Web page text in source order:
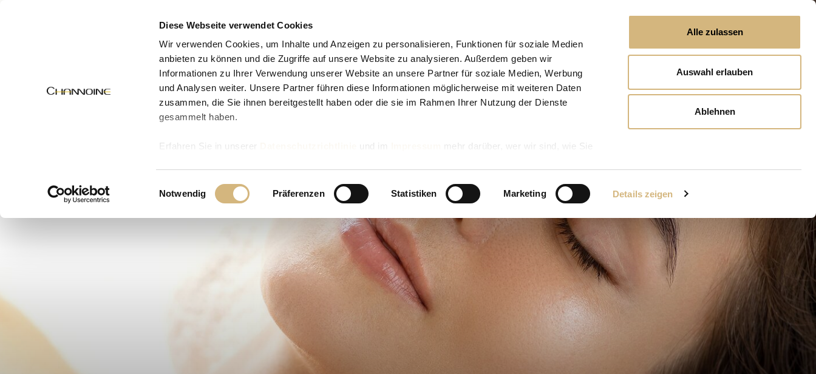
Diese Webseite verwendet Cookies
Wir verwenden Cookies, um Inhalte und Anzeigen zu personalisieren, Funktionen für soziale Medien
anbieten zu können und die Zugriffe auf unsere Website zu analysieren. Außerdem geben wir
Informationen zu Ihrer Verwendung unserer Website an unsere Partner für soziale Medien, Werbung
und Analysen weiter. Unsere Partner führen diese Informationen möglicherweise mit weiteren Daten
zusammen, die Sie ihnen bereitgestellt haben oder die sie im Rahmen Ihrer Nutzung der Dienste
gesammelt haben.
Erfahren Sie in unserer und im
mehr darüber, wer wir sind, wie Sie
Einwilligungsauswahl
Notwendig Präferenzen Statistiken Marketing Details zeigen
Alle zulassen
Auswahl erlauben
Ablehnen